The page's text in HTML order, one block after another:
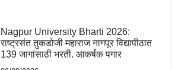
Nagpur University Bharti 2026:
राष्ट्रसंत तुकडोजी महाराज नागपूर विद्यापीठात
139 जागांसाठी भरती. आकर्षक पगार